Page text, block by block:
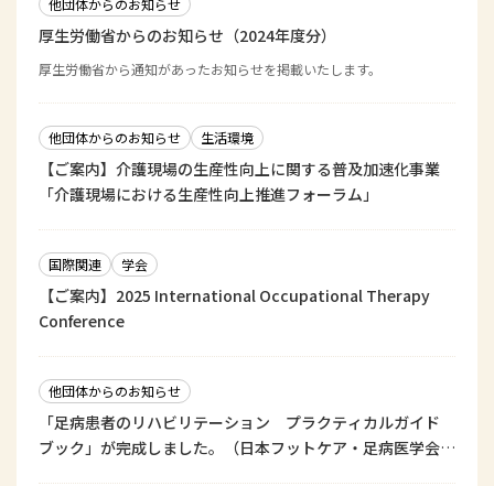
他団体からのお知らせ
厚生労働省からのお知らせ（2024年度分）
厚生労働省から通知があったお知らせを掲載いたします。
他団体からのお知らせ 生活環境
【ご案内】介護現場の生産性向上に関する普及加速化事業
「介護現場における生産性向上推進フォーラム」
国際関連 学会
【ご案内】2025 International Occupational Therapy
Conference
他団体からのお知らせ
「足病患者のリハビリテーション プラクティカルガイド
ブック」が完成しました。（日本フットケア・足病医学会